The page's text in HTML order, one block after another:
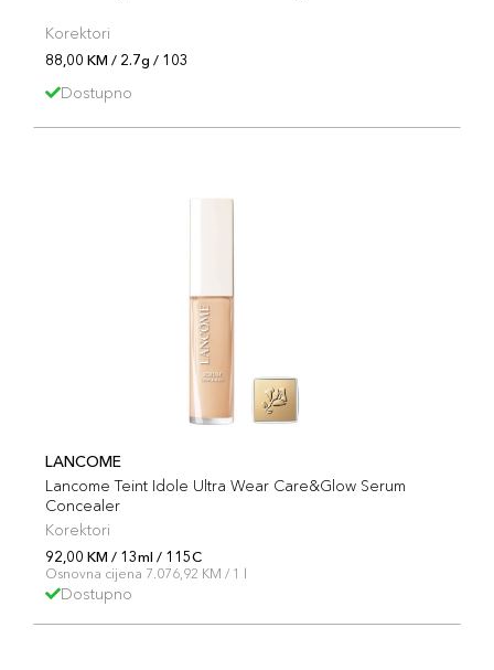
Korektori
88,00 KM / 2.7g / 103
Dostupno
LANCOME
Lancome Teint Idole Ultra Wear Care&Glow Serum
Concealer
Korektori
92,00 KM / 13ml / 115C
Osnovna cijena 7.076,92 KM / 1 l
Dostupno